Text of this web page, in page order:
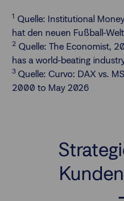
1 Quelle: Institutional
hat den neuen Fußball-
2 Quelle: The Economist,
has a world-beating
3 Quelle: Curvo: DAX vs.
2000 to May 2026